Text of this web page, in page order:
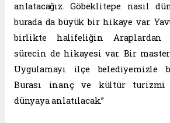
anlatacağız. Göbeklitepe nasıl
burada da büyük bir hikaye var.
birlikte halifeliğin Araplardan
sürecin de hikayesi var. Bir master
Uygulamayı ilçe belediyemizle
Burası inanç ve kültür turizmi
dünyaya anlatılacak.”